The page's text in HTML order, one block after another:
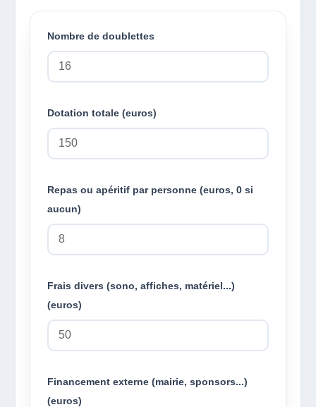
Nombre de doublettes
Dotation totale (euros)
Repas ou apéritif par personne (euros, 0 si
aucun)
Frais divers (sono, affiches, matériel...)
(euros)
Financement externe (mairie, sponsors...)
(euros)